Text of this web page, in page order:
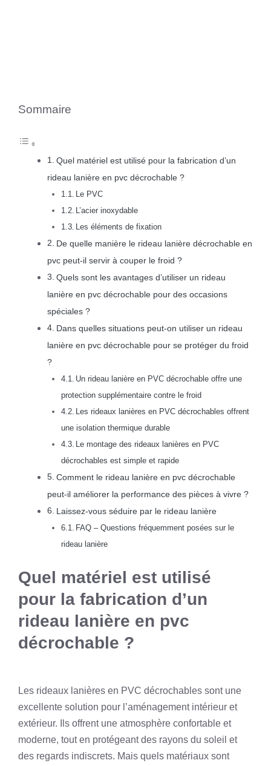
Sommaire
Quel matériel est utilisé pour la fabrication d’un
rideau lanière en pvc décrochable ?
Le PVC
L’acier inoxydable
Les éléments de fixation
De quelle manière le rideau lanière décrochable en
pvc peut-il servir à couper le froid ?
Quels sont les avantages d’utiliser un rideau
lanière en pvc décrochable pour des occasions
spéciales ?
Dans quelles situations peut-on utiliser un rideau
lanière en pvc décrochable pour se protéger du froid
?
Un rideau lanière en PVC décrochable offre une
protection supplémentaire contre le froid
Les rideaux lanières en PVC décrochables offrent
une isolation thermique durable
Le montage des rideaux lanières en PVC
décrochables est simple et rapide
Comment le rideau lanière en pvc décrochable
peut-il améliorer la performance des pièces à vivre ?
Laissez-vous séduire par le rideau lanière
FAQ – Questions fréquemment posées sur le
rideau lanière
Quel matériel est utilisé
pour la fabrication d’un
rideau lanière en pvc
décrochable ?
Les rideaux lanières en PVC décrochables sont une
excellente solution pour l’aménagement intérieur et
extérieur. Ils offrent une atmosphère confortable et
moderne, tout en protégeant des rayons du soleil et
des regards indiscrets. Mais quels matériaux sont